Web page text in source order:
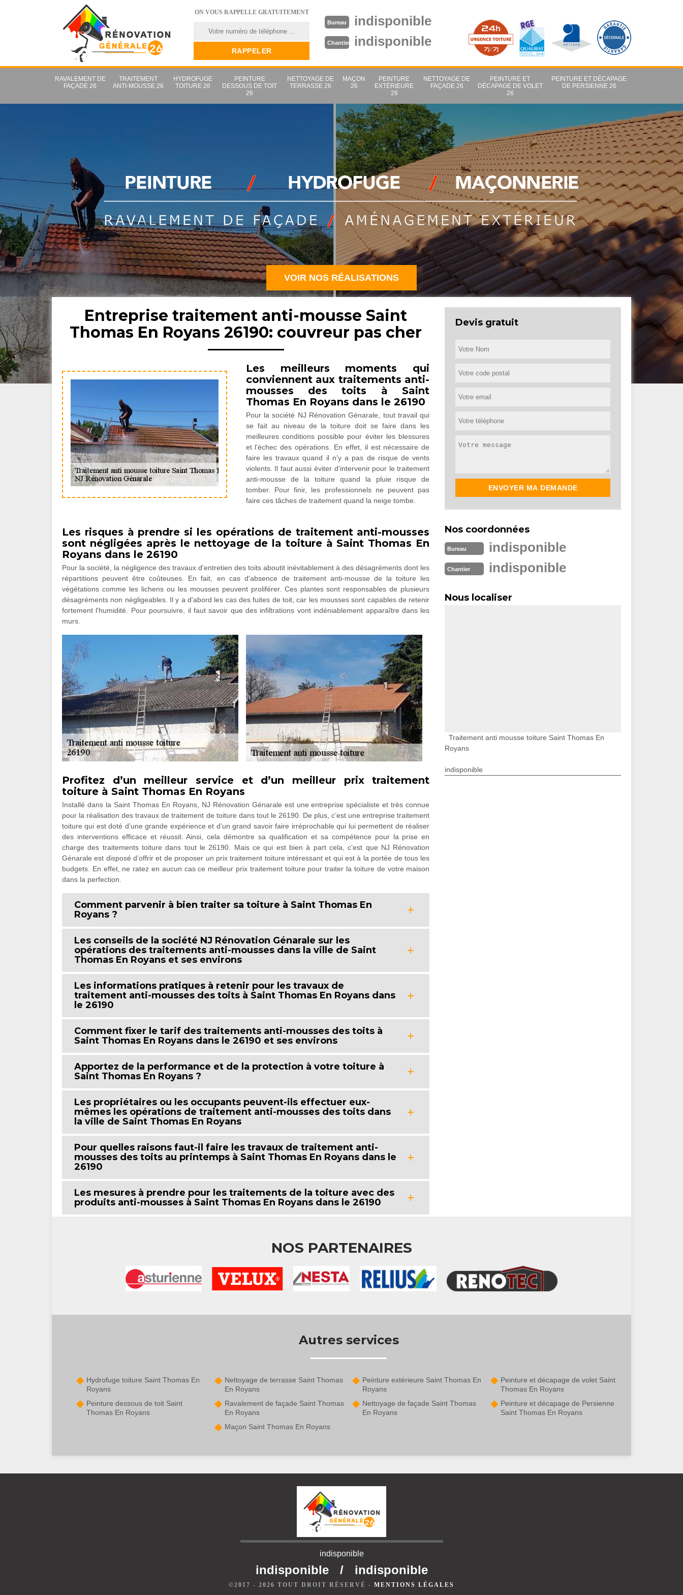
ON VOUS RAPPELLE GRATUITEMENT
Bureau indisponible
Chantier indisponible
RAVALEMENT DE
FAÇADE 26
TRAITEMENT
ANTI-MOUSSE 26
HYDROFUGE
TOITURE 26
PEINTURE
DESSOUS DE TOIT
26
NETTOYAGE DE
TERRASSE 26
MAÇON
26
PEINTURE
EXTÉRIEURE
26
NETTOYAGE DE
FAÇADE 26
PEINTURE ET
DÉCAPAGE DE VOLET
26
PEINTURE ET DÉCAPAGE
DE PERSIENNE 26
VOIR NOS RÉALISATIONS
Entreprise traitement anti-mousse Saint
Thomas En Royans 26190: couvreur pas cher
Les meilleurs moments qui
conviennent aux traitements anti-
mousses des toits à Saint
Thomas En Royans dans le 26190
Pour la société NJ Rénovation Génarale, tout travail qui
se fait au niveau de la toiture doit se faire dans les
meilleures conditions possible pour éviter les blessures
et l'échec des opérations. En effet, il est nécessaire de
faire les travaux quand il n'y a pas de risque de vents
violents. Il faut aussi éviter d'intervenir pour le traitement
anti-mousse de la toiture quand la pluie risque de
tomber. Pour finir, les professionnels ne peuvent pas
faire ces tâches de traitement quand la neige tombe.
Les risques à prendre si les opérations de traitement anti-mousses
sont négligées après le nettoyage de la toiture à Saint Thomas En
Royans dans le 26190
Pour la société, la négligence des travaux d'entretien des toits aboutit inévitablement à des désagréments dont les
répartitions peuvent être coûteuses. En fait, en cas d'absence de traitement anti-mousse de la toiture les
végétations comme les lichens ou les mousses peuvent proliférer. Ces plantes sont responsables de plusieurs
désagréments non négligeables. Il y a d'abord les cas des fuites de toit, car les mousses sont capables de retenir
fortement l'humidité. Pour poursuivre, il faut savoir que des infiltrations vont indéniablement apparaître dans les
murs.
Profitez d’un meilleur service et d’un meilleur prix traitement
toiture à Saint Thomas En Royans
Installé dans la Saint Thomas En Royans, NJ Rénovation Génarale est une entreprise spécialiste et très connue
pour la réalisation des travaux de traitement de toiture dans tout le 26190. De plus, c’est une entreprise traitement
toiture qui est doté d’une grande expérience et d’un grand savoir faire irréprochable qui lui permettent de réaliser
des interventions efficace et réussit. Ainsi, cela démontre sa qualification et sa compétence pour la prise en
charge des traitements toiture dans tout le 26190. Mais ce qui est bien à part cela, c’est que NJ Rénovation
Génarale est disposé d’offrir et de proposer un prix traitement toiture intéressant et qui est à la portée de tous les
budgets. En effet, ne ratez en aucun cas ce meilleur prix traitement toiture pour traiter la toiture de votre maison
dans la perfection.
Comment parvenir à bien traiter sa toiture à Saint Thomas En
Royans ?
Les conseils de la société NJ Rénovation Génarale sur les
opérations des traitements anti-mousses dans la ville de Saint
Thomas En Royans et ses environs
Les informations pratiques à retenir pour les travaux de
traitement anti-mousses des toits à Saint Thomas En Royans dans
le 26190
Comment fixer le tarif des traitements anti-mousses des toits à
Saint Thomas En Royans dans le 26190 et ses environs
Apportez de la performance et de la protection à votre toiture à
Saint Thomas En Royans ?
Les propriétaires ou les occupants peuvent-ils effectuer eux-
mêmes les opérations de traitement anti-mousses des toits dans
la ville de Saint Thomas En Royans
Pour quelles raisons faut-il faire les travaux de traitement anti-
mousses des toits au printemps à Saint Thomas En Royans dans le
26190
Les mesures à prendre pour les traitements de la toiture avec des
produits anti-mousses à Saint Thomas En Royans dans le 26190
Devis gratuit
Nos coordonnées
Bureau indisponible
Chantier indisponible
Nous localiser
Traitement anti mousse toiture Saint Thomas En
Royans
indisponible
NOS PARTENAIRES
Autres services
Hydrofuge toiture Saint Thomas En
Royans
Peinture dessous de toit Saint
Thomas En Royans
Nettoyage de terrasse Saint Thomas
En Royans
Ravalement de façade Saint Thomas
En Royans
Maçon Saint Thomas En Royans
Peinture extérieure Saint Thomas En
Royans
Nettoyage de façade Saint Thomas
En Royans
Peinture et décapage de volet Saint
Thomas En Royans
Peinture et décapage de Persienne
Saint Thomas En Royans
indisponible
indisponible / indisponible
©2017 - 2026 TOUT DROIT RÉSERVÉ - MENTIONS LÉGALES